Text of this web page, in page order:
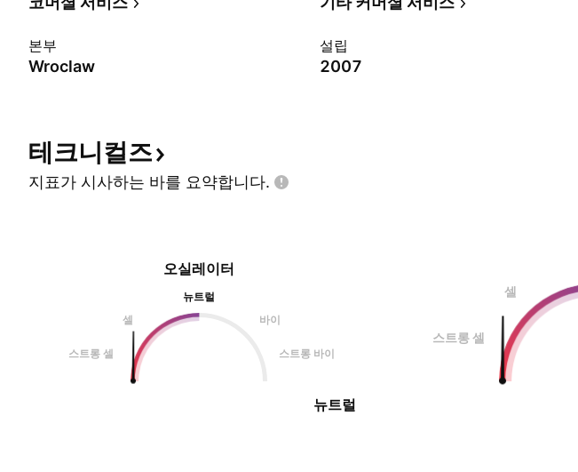
본부
Wroclaw
설립
2007
테크니컬즈
지표가 시사하는 바를 요약합니다.
오실레이터
뉴트럴
셀
바이
스트롱 셀 스트롱 바이
뉴트럴
셀
스트롱 셀